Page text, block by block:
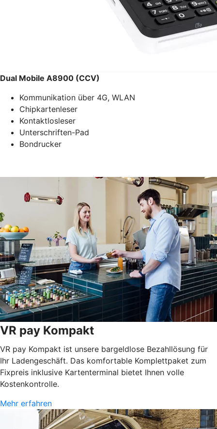
Dual Mobile A8900 (CCV)
Kommunikation über 4G, WLAN
Chipkartenleser
Kontaktlosleser
Unterschriften-Pad
Bondrucker
VR pay Kompakt
VR pay Kompakt ist unsere bargeldlose Bezahllösung für
Ihr Ladengeschäft. Das komfortable Komplettpaket zum
Fixpreis inklusive Kartenterminal bietet Ihnen volle
Kostenkontrolle.
Mehr erfahren